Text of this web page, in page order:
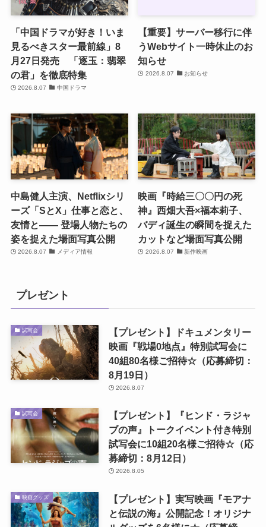
「中国ドラマが好き！いま
見るべきスター最前線」8
月27日発売 「逐玉：翡翠
の君」を徹底特集
2026.8.07 中国ドラマ
【重要】サーバー移行に伴
うWebサイト一時休止のお
知らせ
2026.8.07 お知らせ
中島健人主演、Netflixシリ
ーズ「SとX」仕事と恋と、
友情と―― 登場人物たちの
姿を捉えた場面写真公開
2026.8.07 メディア情報
映画『時給三〇〇円の死
神』西畑大吾×福本莉子、
バディ誕生の瞬間を捉えた
カットなど場面写真公開
2026.8.07 新作映画
プレゼント
試写会
【プレゼント】ドキュメンタリー
映画『戦場0地点』特別試写会に
40組80名様ご招待☆（応募締切：
8月19日）
2026.8.07
試写会
【プレゼント】『ヒンド・ラジャ
ブの声』トークイベント付き特別
試写会に10組20名様ご招待☆（応
募締切：8月12日）
2026.8.05
映画グッズ
【プレゼント】実写映画『モアナ
と伝説の海』公開記念！オリジナ